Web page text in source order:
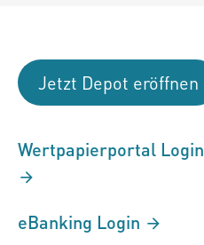
Jetzt Depot eröffnen
Wertpapierportal Login
eBanking Login